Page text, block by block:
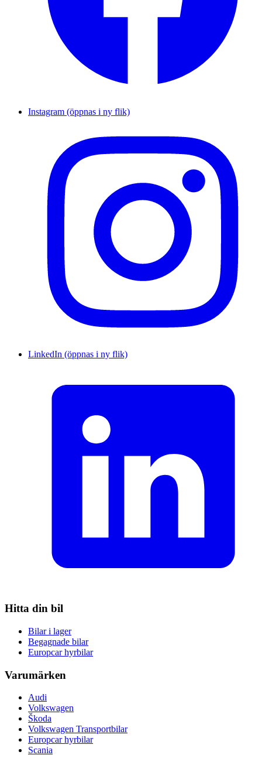
Instagram (öppnas i ny flik)
LinkedIn (öppnas i ny flik)
Hitta din bil
Bilar i lager
Begagnade bilar
Europcar hyrbilar
Varumärken
Audi
Volkswagen
Škoda
Volkswagen Transportbilar
Europcar hyrbilar
Scania